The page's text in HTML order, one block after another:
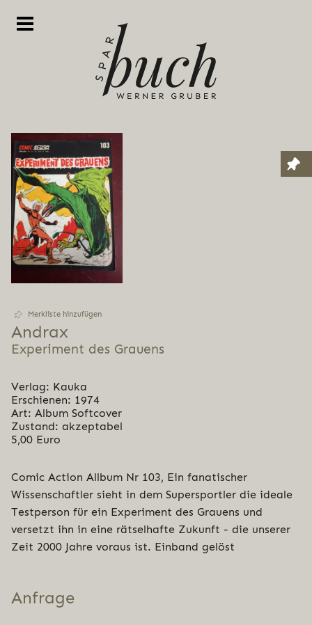
Merkliste hinzufügen
Andrax
Experiment des Grauens
Verlag: Kauka
Erschienen: 1974
Art: Album Softcover
Zustand: akzeptabel
5,00 Euro
Comic Action Allbum Nr 103, Ein fanatischer
Wissenschaftler sieht in dem Supersportler die ideale
Testperson für ein Experiment des Grauens und
versetzt ihn in eine rätselhafte Zukunft - die unserer
Zeit 2000 Jahre voraus ist. Einband gelöst
Anfrage